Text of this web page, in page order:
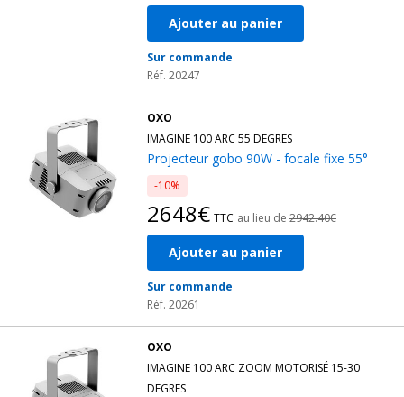
Ajouter au panier
Sur commande
Réf. 20247
OXO
IMAGINE 100 ARC 55 DEGRES
Projecteur gobo 90W - focale fixe 55°
-10%
2648€ TTC au lieu de 2942.40€
Ajouter au panier
Sur commande
Réf. 20261
OXO
IMAGINE 100 ARC ZOOM MOTORISÉ 15-30
DEGRES